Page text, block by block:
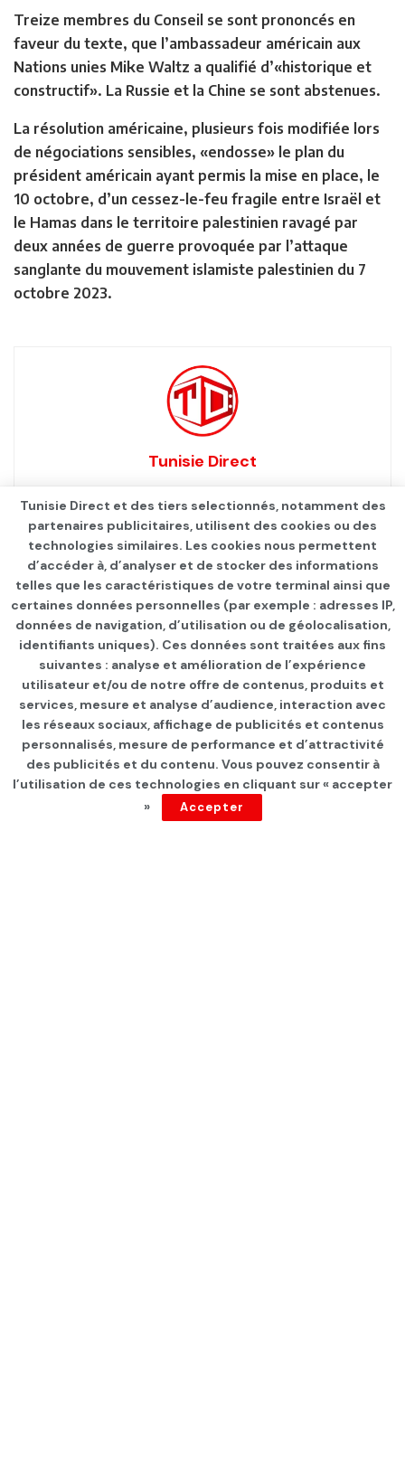
Treize membres du Conseil se sont prononcés en
faveur du texte, que l’ambassadeur américain aux
Nations unies Mike Waltz a qualifié d’«historique et
constructif». La Russie et la Chine se sont abstenues.
La résolution américaine, plusieurs fois modifiée lors
de négociations sensibles, «endosse» le plan du
président américain ayant permis la mise en place, le
10 octobre, d’un cessez-le-feu fragile entre Israël et
le Hamas dans le territoire palestinien ravagé par
deux années de guerre provoquée par l’attaque
sanglante du mouvement islamiste palestinien du 7
octobre 2023.
Tunisie Direct
Page d'accueil INTERNATIONAL
« Nous n’avons rien à
cacher »: Sous pression,
Trump soutient finalement
un vote sur le dossier
Tunisie Direct et des tiers selectionnés, notamment des
partenaires publicitaires, utilisent des cookies ou des
technologies similaires. Les cookies nous permettent
d’accéder à, d’analyser et de stocker des informations
telles que les caractéristiques de votre terminal ainsi que
certaines données personnelles (par exemple : adresses IP,
données de navigation, d’utilisation ou de géolocalisation,
identifiants uniques). Ces données sont traitées aux fins
suivantes : analyse et amélioration de l’expérience
utilisateur et/ou de notre offre de contenus, produits et
services, mesure et analyse d’audience, interaction avec
les réseaux sociaux, affichage de publicités et contenus
personnalisés, mesure de performance et d’attractivité
des publicités et du contenu. Vous pouvez consentir à
l’utilisation de ces technologies en cliquant sur « accepter
»
Accepter